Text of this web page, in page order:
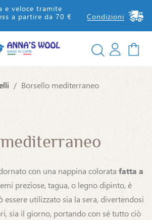
e veloce tramite
a partire da 70 €
Condizioni
IT
Borsello mediterraneo
con una nappina colorata fatta a
preziose, tagua, o legno dipinto, è
essere utilizzato sia la sera, divertendosi
sia il giorno, portando con sé tutto ciò